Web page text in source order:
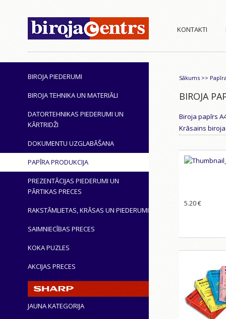
KONTAKTI
BIROJA PIEDERUMI
BIROJA TEHNIKA UN MATERIĀLI
DATORTEHNIKAS PIEDERUMI UN
KĀRTRIDŽI
DOKUMENTU UZGLABĀŠANA
PAPĪRA PRODUKCIJA
PREZENTĀCIJAS PIEDERUMI UN
PĀRTIKAS PRECES
RAKSTĀMLIETAS, KRĀSAS UN PIEDERUMI
SAIMNIECĪBAS PRECES
KOKA PUZLES
AKCIJAS PRECES
JAUNA KATEGORIJA
Sākums >>
BIROJA
Biroja papīrs
Krāsains
5.20€